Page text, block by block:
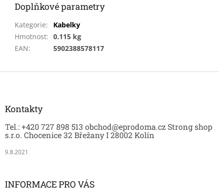
Doplňkové parametry
Kategorie:
Kabelky
Hmotnost: 0.115 kg
EAN: 5902388578117
Kontakty
Tel.: +420 727 898 513 obchod@eprodoma.cz Strong shop
s.r.o. Chocenice 32 Břežany I 28002 Kolín
9.8.2021
INFORMACE PRO VÁS